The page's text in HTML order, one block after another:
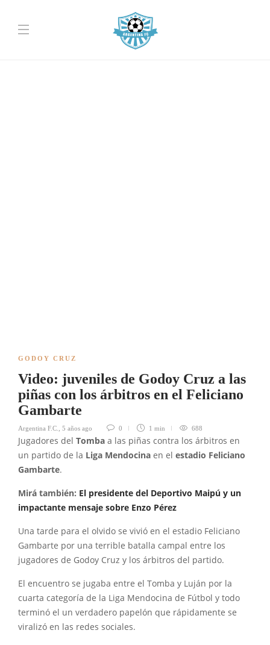
GODOY CRUZ
Video: juveniles de Godoy Cruz a las
piñas con los árbitros en el Feliciano
Gambarte
Argentina F.C. 5 años ago 0 1 min 688
Jugadores del Tomba a las piñas contra los árbitros en
un partido de la Liga Mendocina en el estadio Feliciano
Gambarte.
Mirá también: El presidente del Deportivo Maipú y un
impactante mensaje sobre Enzo Pérez
Una tarde para el olvido se vivió en el estadio Feliciano
Gambarte por una terrible batalla campal entre los
jugadores de Godoy Cruz y los árbitros del partido.
El encuentro se jugaba entre el Tomba y Luján por la
cuarta categoría de la Liga Mendocina de Fútbol y todo
terminó el un verdadero papelón que rápidamente se
viralizó en las redes sociales.